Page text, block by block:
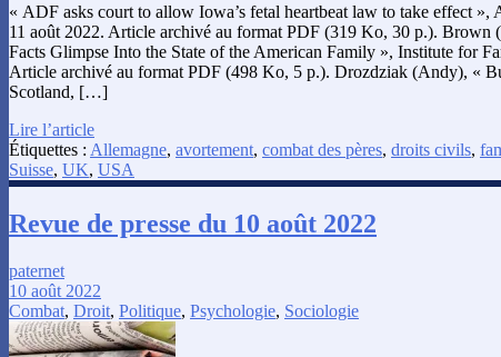
« ADF asks court to allow Iowa’s fetal heartbeat law to take effect »,
11 août 2022. Article archivé au format PDF (319 Ko, 30 p.). Brown
Facts Glimpse Into the State of the American Family », Institute for
Article archivé au format PDF (498 Ko, 5 p.). Drozdziak (Andy), «
Scotland, […]
Lire l’article
Étiquettes : Allemagne, avortement, combat des pères, droits civils,
Suisse, UK, USA
Revue de presse du 10 août 2022
paternet
10 août 2022
Combat, Droit, Politique, Psychologie, Sociologie